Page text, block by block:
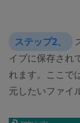
ステップ2、
イブに保存され
れます。ここで
元したいファイ